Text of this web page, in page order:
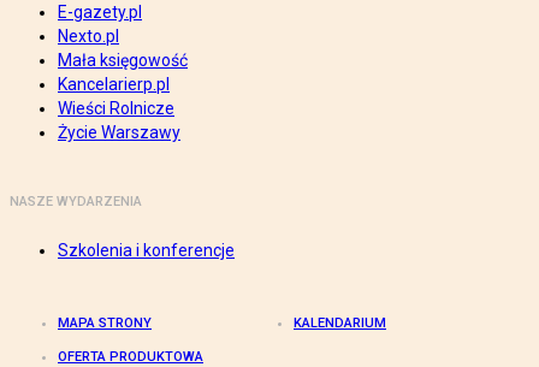
E-gazety.pl
Nexto.pl
Mała księgowość
Kancelarierp.pl
Wieści Rolnicze
Życie Warszawy
NASZE WYDARZENIA
Szkolenia i konferencje
MAPA STRONY KALENDARIUM
OFERTA PRODUKTOWA